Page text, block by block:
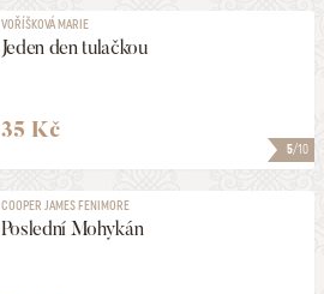
5/10
VOŘÍŠKOVÁ MARIE
Jeden den tulačkou
35 Kč
COOPER JAMES FENIMORE
Poslední Mohykán